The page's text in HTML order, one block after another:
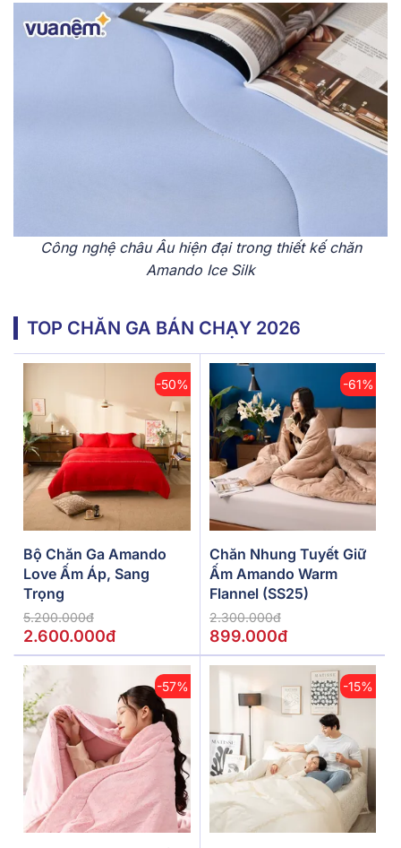
Công nghệ châu Âu hiện đại trong thiết kế chăn
Amando Ice Silk
TOP CHĂN GA BÁN CHẠY 2026
-50%
Bộ Chăn Ga Amando
Love Ấm Áp, Sang
Trọng
5.200.000đ
2.600.000đ
-61%
Chăn Nhung Tuyết Giữ
Ấm Amando Warm
Flannel (SS25)
2.300.000đ
899.000đ
-57% -15%